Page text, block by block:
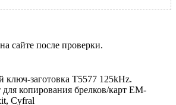
сайте после проверки.